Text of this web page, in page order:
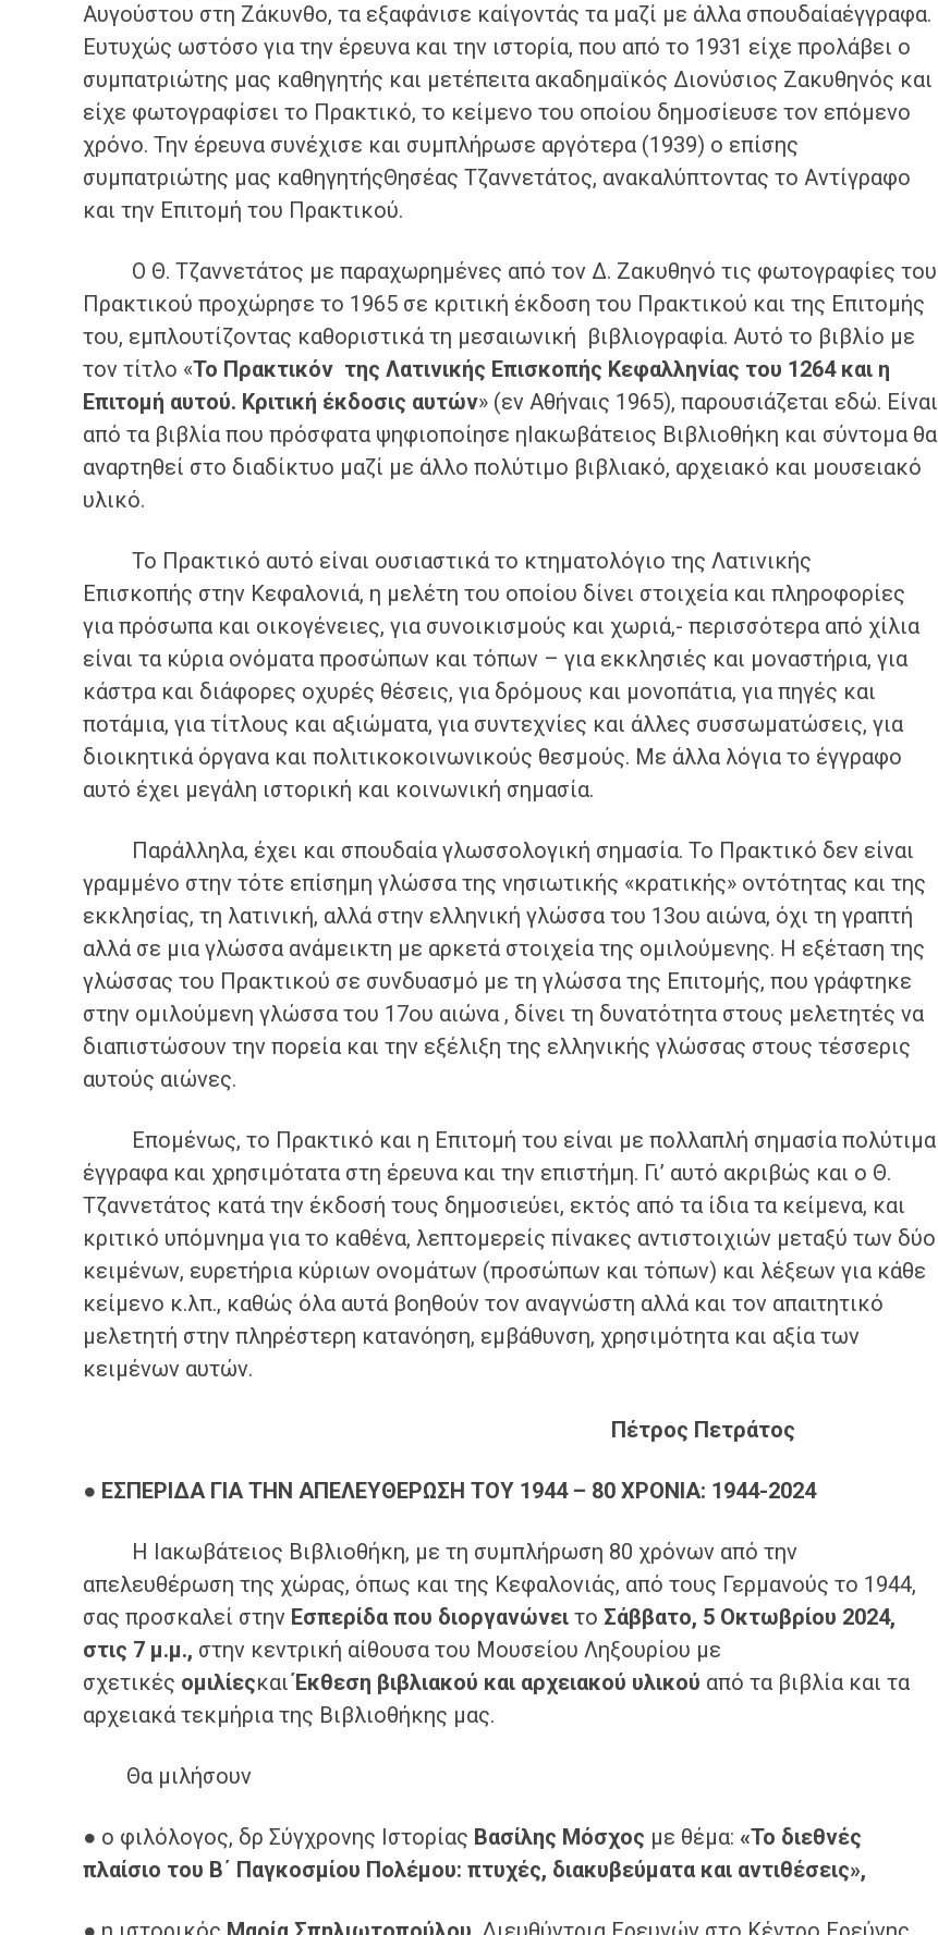
Αυγούστου στη Ζάκυνθο, τα εξαφάνισε καίγοντάς τα μαζί με άλλα σπουδαίαέγγραφα.
Ευτυχώς ωστόσο για την έρευνα και την ιστορία, που από το 1931 είχε προλάβει ο
συμπατριώτης μας καθηγητής και μετέπειτα ακαδημαϊκός Διονύσιος Ζακυθηνός και
είχε φωτογραφίσει το Πρακτικό, το κείμενο του οποίου δημοσίευσε τον επόμενο
χρόνο. Την έρευνα συνέχισε και συμπλήρωσε αργότερα (1939) ο επίσης
συμπατριώτης μας καθηγητήςΘησέας Τζαννετάτος, ανακαλύπτοντας το Αντίγραφο
και την Επιτομή του Πρακτικού.
Ο Θ. Τζαννετάτος με παραχωρημένες από τον Δ. Ζακυθηνό τις φωτογραφίες του
Πρακτικού προχώρησε το 1965 σε κριτική έκδοση του Πρακτικού και της Επιτομής
του, εμπλουτίζοντας καθοριστικά τη μεσαιωνική βιβλιογραφία. Αυτό το βιβλίο με
τον τίτλο «Το Πρακτικόν της Λατινικής Επισκοπής Κεφαλληνίας του 1264 και η
Επιτομή αυτού. Κριτική έκδοσις αυτών» (εν Αθήναις 1965), παρουσιάζεται εδώ. Είναι
από τα βιβλία που πρόσφατα ψηφιοποίησε ηΙακωβάτειος Βιβλιοθήκη και σύντομα θα
αναρτηθεί στο διαδίκτυο μαζί με άλλο πολύτιμο βιβλιακό, αρχειακό και μουσειακό
υλικό.
Το Πρακτικό αυτό είναι ουσιαστικά το κτηματολόγιο της Λατινικής
Επισκοπής στην Κεφαλονιά, η μελέτη του οποίου δίνει στοιχεία και πληροφορίες
για πρόσωπα και οικογένειες, για συνοικισμούς και χωριά,- περισσότερα από χίλια
είναι τα κύρια ονόματα προσώπων και τόπων – για εκκλησιές και μοναστήρια, για
κάστρα και διάφορες οχυρές θέσεις, για δρόμους και μονοπάτια, για πηγές και
ποτάμια, για τίτλους και αξιώματα, για συντεχνίες και άλλες συσσωματώσεις, για
διοικητικά όργανα και πολιτικοκοινωνικούς θεσμούς. Με άλλα λόγια το έγγραφο
αυτό έχει μεγάλη ιστορική και κοινωνική σημασία.
Παράλληλα, έχει και σπουδαία γλωσσολογική σημασία. Το Πρακτικό δεν είναι
γραμμένο στην τότε επίσημη γλώσσα της νησιωτικής «κρατικής» οντότητας και της
εκκλησίας, τη λατινική, αλλά στην ελληνική γλώσσα του 13ου αιώνα, όχι τη γραπτή
αλλά σε μια γλώσσα ανάμεικτη με αρκετά στοιχεία της ομιλούμενης. Η εξέταση της
γλώσσας του Πρακτικού σε συνδυασμό με τη γλώσσα της Επιτομής, που γράφτηκε
στην ομιλούμενη γλώσσα του 17ου αιώνα , δίνει τη δυνατότητα στους μελετητές να
διαπιστώσουν την πορεία και την εξέλιξη της ελληνικής γλώσσας στους τέσσερις
αυτούς αιώνες.
Επομένως, το Πρακτικό και η Επιτομή του είναι με πολλαπλή σημασία πολύτιμα
έγγραφα και χρησιμότατα στη έρευνα και την επιστήμη. Γι’ αυτό ακριβώς και ο Θ.
Τζαννετάτος κατά την έκδοσή τους δημοσιεύει, εκτός από τα ίδια τα κείμενα, και
κριτικό υπόμνημα για το καθένα, λεπτομερείς πίνακες αντιστοιχιών μεταξύ των δύο
κειμένων, ευρετήρια κύριων ονομάτων (προσώπων και τόπων) και λέξεων για κάθε
κείμενο κ.λπ., καθώς όλα αυτά βοηθούν τον αναγνώστη αλλά και τον απαιτητικό
μελετητή στην πληρέστερη κατανόηση, εμβάθυνση, χρησιμότητα και αξία των
κειμένων αυτών.
Πέτρος Πετράτος
● ΕΣΠΕΡΙΔΑ ΓΙΑ ΤΗΝ ΑΠΕΛΕΥΘΕΡΩΣΗ ΤΟΥ 1944 – 80 ΧΡΟΝΙΑ: 1944-2024
Η Ιακωβάτειος Βιβλιοθήκη, με τη συμπλήρωση 80 χρόνων από την
απελευθέρωση της χώρας, όπως και της Κεφαλονιάς, από τους Γερμανούς το 1944,
σας προσκαλεί στην Εσπερίδα που διοργανώνει το Σάββατο, 5 Οκτωβρίου 2024,
στις 7 μ.μ., στην κεντρική αίθουσα του Μουσείου Ληξουρίου με
σχετικές ομιλίεςκαιΈκθεση βιβλιακού και αρχειακού υλικού από τα βιβλία και τα
αρχειακά τεκμήρια της Βιβλιοθήκης μας.
Θα μιλήσουν
● ο φιλόλογος, δρ Σύγχρονης Ιστορίας Βασίλης Μόσχος με θέμα: «Το διεθνές
πλαίσιο του Β΄ Παγκοσμίου Πολέμου: πτυχές, διακυβεύματα και αντιθέσεις»,